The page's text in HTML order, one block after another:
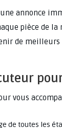
annonce
pièce de la
de
vous
de toutes les